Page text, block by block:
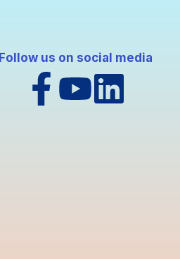
Follow us on social media